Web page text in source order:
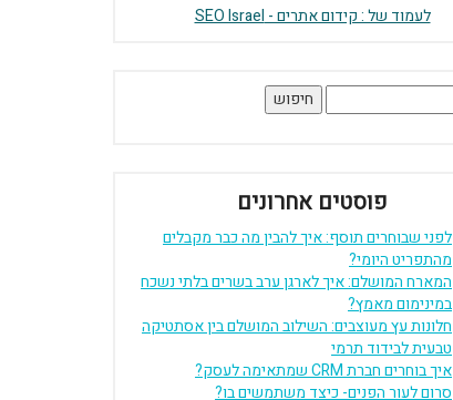
לעמוד של : קידום אתרים - SEO Israel
פוסטים אחרונים
לפני שבוחרים תוסף: איך להבין מה כבר מקבלים
מהתפריט היומי?
המארח המושלם: איך לארגן ערב בשרים בלתי נשכח
במינימום מאמץ?
חלונות עץ מעוצבים: השילוב המושלם בין אסתטיקה
טבעית לבידוד תרמי
איך בוחרים חברת CRM שמתאימה לעסק?
סרום לעור הפנים- כיצד משתמשים בו?